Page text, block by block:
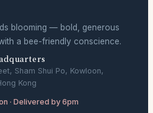
blooming — bold, generous
a bee-friendly conscience.
Sham Shui Po, Kowloon,
Kong
· Delivered by 6pm